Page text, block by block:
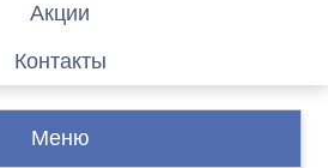
Акции
Контакты
Меню